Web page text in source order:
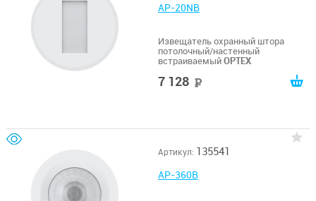
AP-20NB
Извещатель охранный штора
потолочный/настенный
встраиваемыйOPTEX
7 128
Артикул: 135541
AP-360B